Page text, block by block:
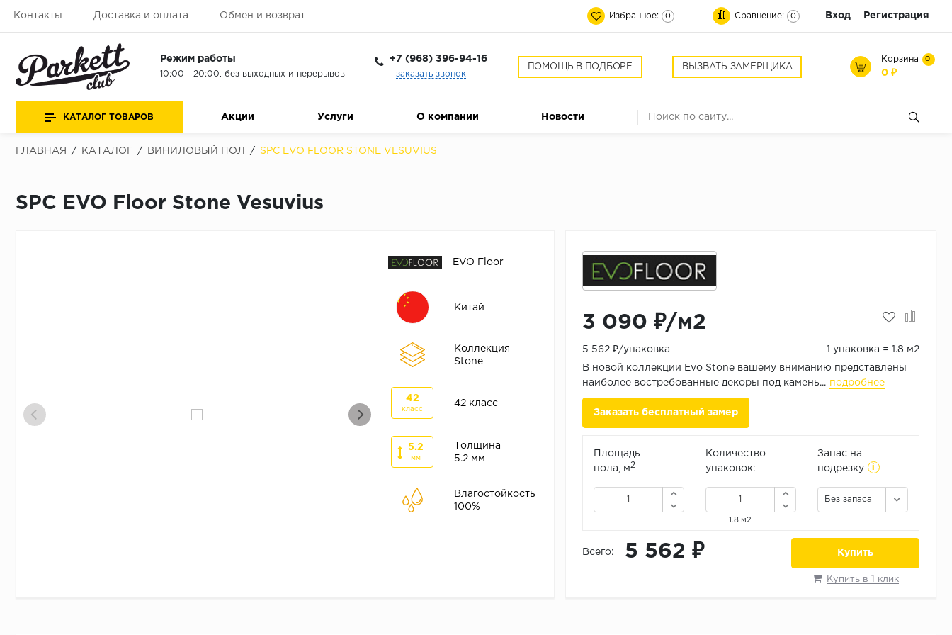
Контакты Доставка и оплата Обмен и возврат Избранное: 0 Сравнение: 0 Вход Регистрация
Режим работы
10:00 - 20:00, без выходных и перерывов
+7 (968) 396-94-16
заказать звонок
ПОМОЩЬ В ПОДБОРЕ ВЫЗВАТЬ ЗАМЕРЩИКА
Корзина 0
0 ₽
КАТАЛОГ ТОВАРОВ Акции Услуги О компании Новости
ГЛАВНАЯ / КАТАЛОГ / ВИНИЛОВЫЙ ПОЛ / SPC EVO FLOOR STONE VESUVIUS
SPC EVO Floor Stone Vesuvius
EVO Floor
Китай
Коллекция
Stone
42
класс
42 класс
5.2
мм
Толщина
5.2 мм
Влагостойкость
100%
3 090 ₽/м2
5 562 ₽/упаковка 1 упаковка = 1.8 м2
В новой коллекции Evo Stone вашему вниманию представлены
наиболее востребованные декоры под камень... подробнее
Заказать бесплатный замер
Площадь
пола, м 2
Количество
упаковок:
1.8 м2
Запас на
подрезку
i
Без запаса
Всего: 5 562 ₽ Купить
Купить в 1 клик